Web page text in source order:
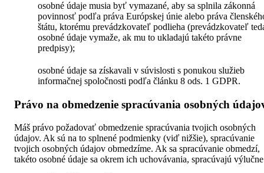
osobné údaje musia byť vymazané, aby sa splnila zákonná
povinnosť podľa práva Európskej únie alebo práva
štátu, ktorému prevádzkovateľ podlieha (prevádzkovateľ
osobné údaje vymaže, ak mu to ukladajú takéto právne
predpisy);
osobné údaje sa získavali v súvislosti s ponukou služieb
informačnej spoločnosti podľa článku 8 ods. 1 GDPR.
Právo na obmedzenie spracúvania osobných
Máš právo požadovať obmedzenie spracúvania tvojich osobných
údajov. Ak sú na to splnené podmienky (viď nižšie), spracúvanie
tvojich osobných údajov obmedzíme. Ak sa spracúvanie obmedzí,
takéto osobné údaje sa okrem ich uchovávania, spracúvajú